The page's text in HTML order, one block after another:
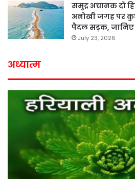
समुद्र अचानक दो
अनोखी जगह पर
पैदल सड़क, जानिए
July 23, 2026
अध्यात्म